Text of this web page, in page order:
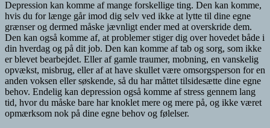
Depression kan komme af mange forskellige ting. Den kan komme,
hvis du for længe går imod dig selv ved ikke at lytte til dine egne
grænser og dermed måske jævnligt ender med at overskride dem.
Den kan også komme af, at problemer stiger dig over hovedet både i
din hverdag og på dit job. Den kan komme af tab og sorg, som ikke
er blevet bearbejdet. Eller af gamle traumer, mobning, en vanskelig
opvækst, misbrug, eller af at have skullet være omsorgsperson for en
anden voksen eller søskende, så du har måttet tilsidesætte dine egne
behov. Endelig kan depression også komme af stress gennem lang
tid, hvor du måske bare har knoklet mere og mere på, og ikke været
opmærksom nok på dine egne behov og følelser.